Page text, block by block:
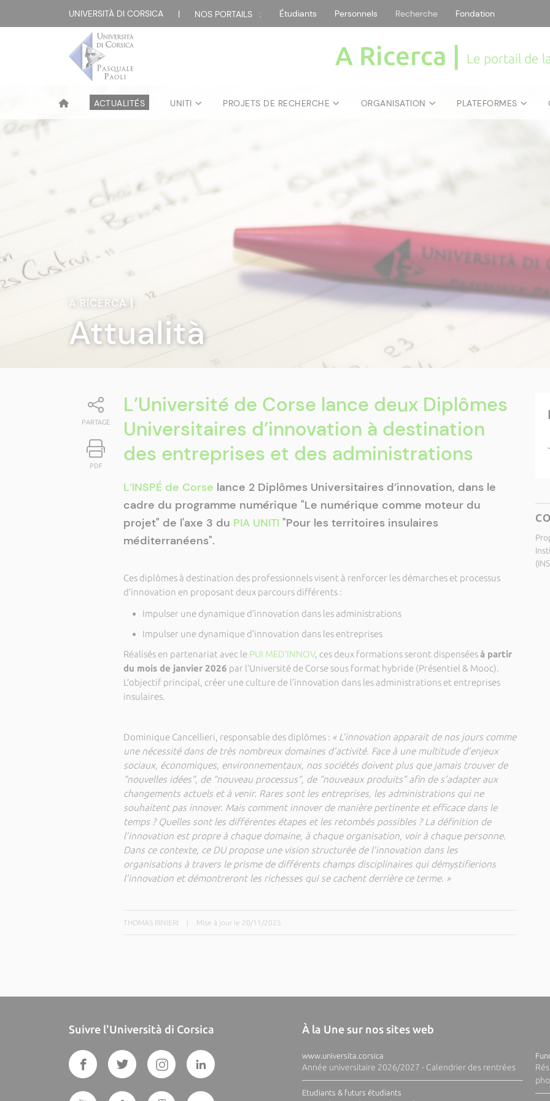
UNIVERSITÀ DI CORSICA | NOS PORTAILS : Étudiants Personnels Recherche Fondation
A Ricerca | Le portail de
ACTUALITÉS UNITI PROJETS DE RECHERCHE ORGANISATION PLATEFORMES
A RICERCA|
Attualità
PARTAGE
PDF
L’Université de Corse lance deux Diplômes
Universitaires d’innovation à destination
des entreprises et des administrations
L’INSPÉ de Corse lance 2 Diplômes Universitaires d’innovation, dans le
cadre du programme numérique "Le numérique comme moteur du
projet" de l'axe 3 du PIA UNITI "Pour les territoires insulaires
méditerranéens".
Ces diplômes à destination des professionnels visent à renforcer les démarches et processus
d’innovation en proposant deux parcours différents :
Impulser une dynamique d’innovation dans les administrations
Impulser une dynamique d’innovation dans les entreprises
Réalisés en partenariat avec le PUI MED’INNOV, ces deux formations seront dispenséesà partir
du mois de janvier 2026 par l’Université de Corse sous format hybride (Présentiel & Mooc).
L’objectif principal, créer une culture de l’innovation dans les administrations et entreprises
insulaires.
Dominique Cancellieri, responsable des diplômes : « L’innovation apparait de nos jours comme
une nécessité dans de très nombreux domaines d’activité. Face à une multitude d’enjeux
sociaux, économiques, environnementaux, nos sociétés doivent plus que jamais trouver de
“nouvelles idées”, de “nouveau processus”, de “nouveaux produits” afin de s’adapter aux
changements actuels et à venir. Rares sont les entreprises, les administrations qui ne
souhaitent pas innover. Mais comment innover de manière pertinente et efficace dans le
temps ? Quelles sont les différentes étapes et les retombés possibles ? La définition de
l’innovation est propre à chaque domaine, à chaque organisation, voir à chaque personne.
Dans ce contexte, ce DU propose une vision structurée de l’innovation dans les
organisations à travers le prisme de différents champs disciplinaires qui démystifierions
l’innovation et démontreront les richesses qui se cachent derrière ce terme. »
THOMAS RINIERI Mise à jour le 20/11/2025
Suivre l'Università di Corsica À la Une sur nos sites web
www.universita.corsica
Année universitaire 2026/2027 - Calendrier des rentrées
Etudiants & futurs étudiants